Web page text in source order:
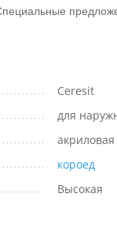
Ceresit
для
акриловая
короед
Высокая